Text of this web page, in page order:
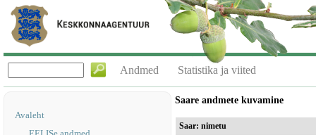
Andmed Statistika ja viited
Avaleht
Saare andmete kuvamine
Saar: nimetu